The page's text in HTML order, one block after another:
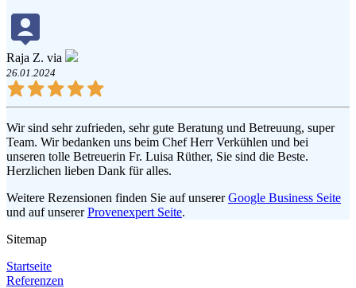
Raja Z. via
26.01.2024
Wir sind sehr zufrieden, sehr gute Beratung und Betreuung, super
Team. Wir bedanken uns beim Chef Herr Verkühlen und bei
unseren tolle Betreuerin Fr. Luisa Rüther, Sie sind die Beste.
Herzlichen lieben Dank für alles.
Weitere Rezensionen finden Sie auf unsererGoogle Business Seite
und auf unsererProvenexpert Seite.
Sitemap
Startseite
Referenzen